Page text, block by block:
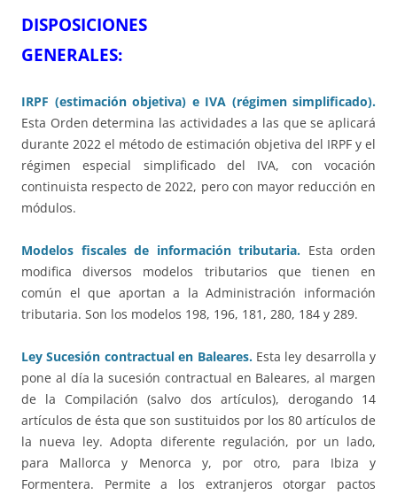
DISPOSICIONES
IRPF (estimación objetiva) e IVA (régimen simplificado).
Esta Orden determina las actividades a las que se aplicará
durante 2022 el método de estimación objetiva del IRPF y el
régimen especial simplificado del IVA, con vocación
continuista respecto de 2022, pero con mayor reducción en
módulos.
Modelos fiscales de información tributaria. Esta orden
modifica diversos modelos tributarios que tienen en
común el que aportan a la Administración información
tributaria. Son los modelos 198, 196, 181, 280, 184 y 289.
Ley Sucesión contractual en Baleares.Esta ley desarrolla y
pone al día la sucesión contractual en Baleares, al margen
de la Compilación (salvo dos artículos), derogando 14
artículos de ésta que son sustituidos por los 80 artículos de
la nueva ley. Adopta diferente regulación, por un lado,
para Mallorca y Menorca y, por otro, para Ibiza y
Formentera. Permite a los extranjeros otorgar pactos